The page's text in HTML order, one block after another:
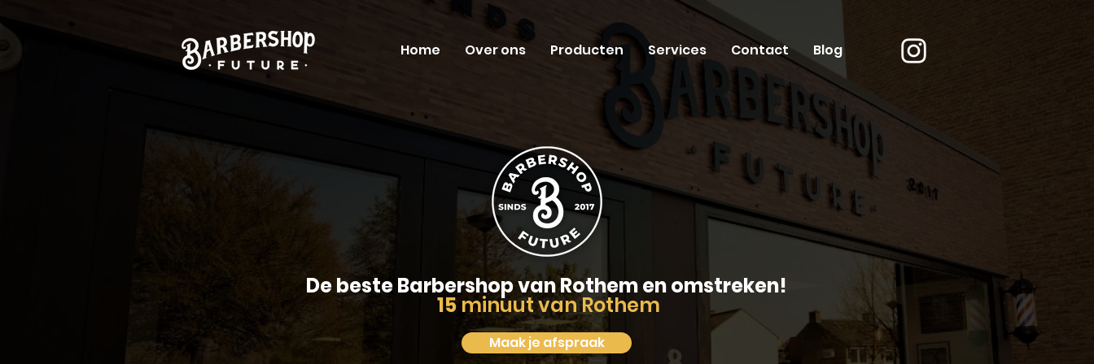
Home Over ons Producten Services Contact Blog
De beste Barbershop van Rothem en omstreken!
15 minuut van Rothem
Maak je afspraak